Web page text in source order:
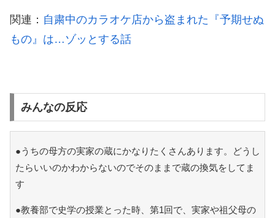
関連： 自粛中のカラオケ店から盗まれた『予期せぬ
もの』は…ゾッとする話
みんなの反応
●うちの母方の実家の蔵にかなりたくさんあります。どうし
たらいいのかわからないのでそのままで蔵の換気をしてま
す
●教養部で史学の授業とった時、第1回で、実家や祖父母の